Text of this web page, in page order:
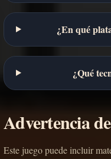
¿En qué
¿Qué
Advertencia
Este juego puede incluir